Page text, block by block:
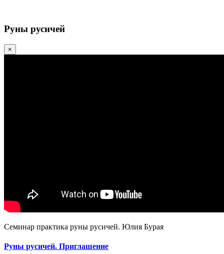
Руны русичей
×
Семинар практика руны русичей. Юлия Бурая
Руны русичей. Приглашение